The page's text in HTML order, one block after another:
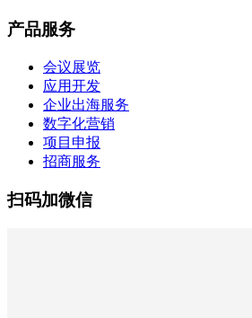
产品服务
会议展览
应用开发
企业出海服务
数字化营销
项目申报
招商服务
扫码加微信